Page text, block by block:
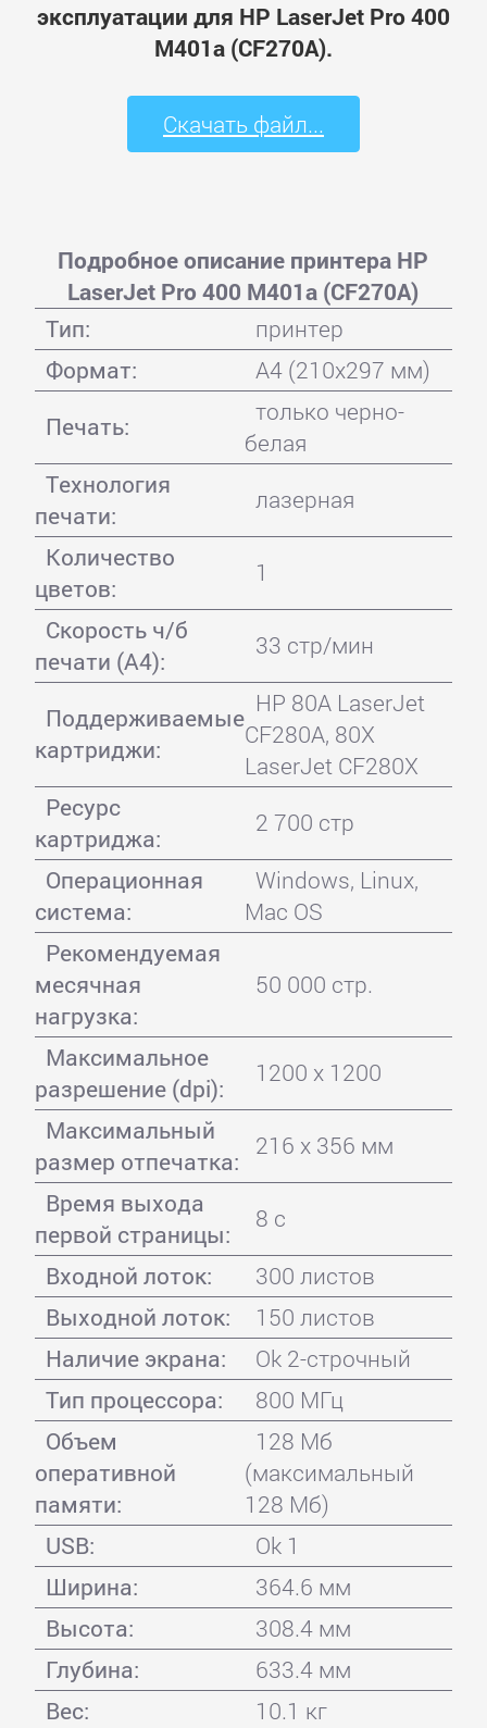
эксплуатации для HP LaserJet Pro 400
M401a (CF270A).
Скачать файл...
Подробное описание принтера HP
LaserJet Pro 400 M401a (CF270A)
Тип:
принтер
Формат:
A4 (210x297 мм)
Печать:
только черно-
белая
Технология
печати:
лазерная
Количество
цветов:
1
Скорость ч/б
печати (А4):
33 стр/мин
Поддерживаемые
картриджи:
HP 80A LaserJet
CF280A, 80X
LaserJet CF280X
Ресурс
картриджа:
2 700 стр
Операционная
система:
Windows, Linux,
Mac OS
Рекомендуемая
месячная
нагрузка:
50 000 стр.
Максимальное
разрешение (dpi):
1200 x 1200
Максимальный
размер отпечатка:
216 x 356 мм
Время выхода
первой страницы:
8 с
Входной лоток:
300 листов
Выходной лоток:
150 листов
Наличие экрана:
Ok 2-строчный
Тип процессора:
800 МГц
Объем
оперативной
памяти:
128 Мб
(максимальный
128 Мб)
USB:
Ok 1
Ширина:
364.6 мм
Высота:
308.4 мм
Глубина:
633.4 мм
Вес:
10.1 кг